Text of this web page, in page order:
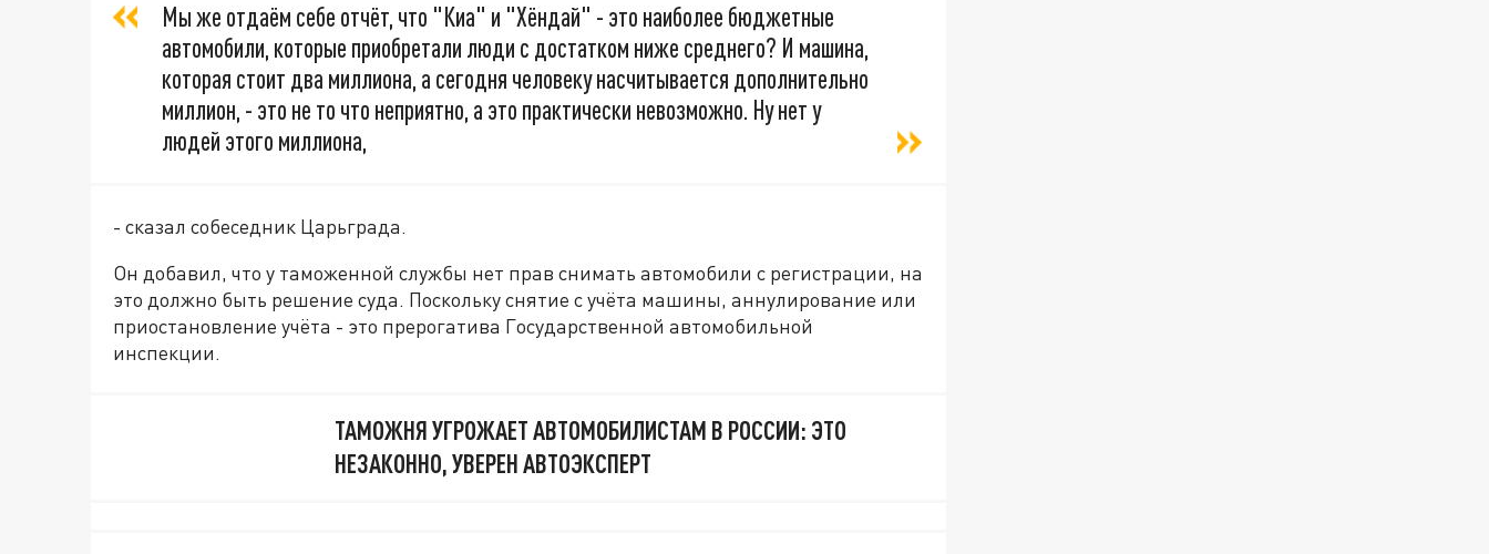
Мы же отдаём себе отчёт, что "Киа" и "Хёндай" - это наиболее бюджетные
автомобили, которые приобретали люди с достатком ниже среднего? И машина,
которая стоит два миллиона, а сегодня человеку насчитывается дополнительно
миллион, - это не то что неприятно, а это практически невозможно. Ну нет у
людей этого миллиона,
- сказал собеседник Царьграда.
Он добавил, что у таможенной службы нет прав снимать автомобили с регистрации, на
это должно быть решение суда. Поскольку снятие с учёта машины, аннулирование или
приостановление учёта - это прерогатива Государственной автомобильной
инспекции.
ТАМОЖНЯ УГРОЖАЕТ АВТОМОБИЛИСТАМ В РОССИИ: ЭТО
НЕЗАКОННО, УВЕРЕН АВТОЭКСПЕРТ